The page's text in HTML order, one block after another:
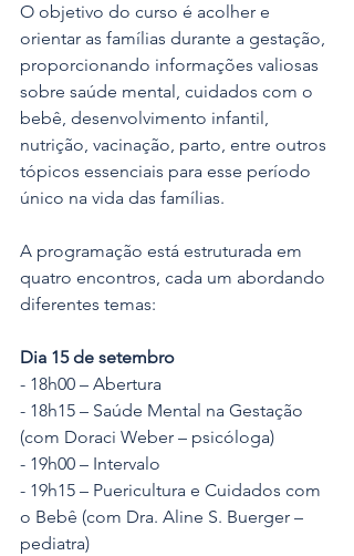
O objetivo do curso é acolher e
orientar as famílias durante a gestação,
proporcionando informações valiosas
sobre saúde mental, cuidados com o
bebê, desenvolvimento infantil,
nutrição, vacinação, parto, entre outros
tópicos essenciais para esse período
único na vida das famílias.
A programação está estruturada em
quatro encontros, cada um abordando
diferentes temas:
Dia 15 de setembro
- 18h00 – Abertura
- 18h15 – Saúde Mental na Gestação
(com Doraci Weber – psicóloga)
- 19h00 – Intervalo
- 19h15 – Puericultura e Cuidados com
o Bebê (com Dra. Aline S. Buerger –
pediatra)